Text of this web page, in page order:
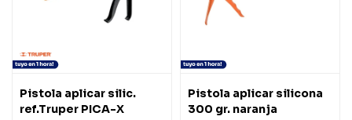
Pistola aplicar silic.
ref.Truper PICA-X
Pistola aplicar silicona
300 gr. naranja